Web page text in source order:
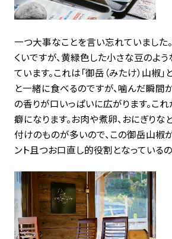
一つ大事なことを言い忘れていました
くいですが、黄緑色した小さな豆のよ
ています。これは「御岳（みたけ）山椒
と一緒に食べるのですが、噛んだ瞬間
の香りが口いっぱいに広がります。こ
癖になります。お肉や煮卵、おにぎりな
付けのものが多いので、この御岳山椒
ント且つお口直し的役割となっている